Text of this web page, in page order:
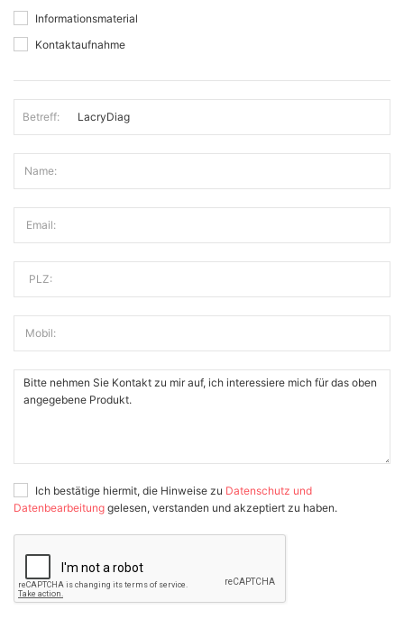
Informationsmaterial
Kontaktaufnahme
Betreff:
Name:
Email:
PLZ:
Mobil:
Ich bestätige hiermit, die Hinweise zu Datenschutz und
Datenbearbeitung gelesen, verstanden und akzeptiert zu haben.